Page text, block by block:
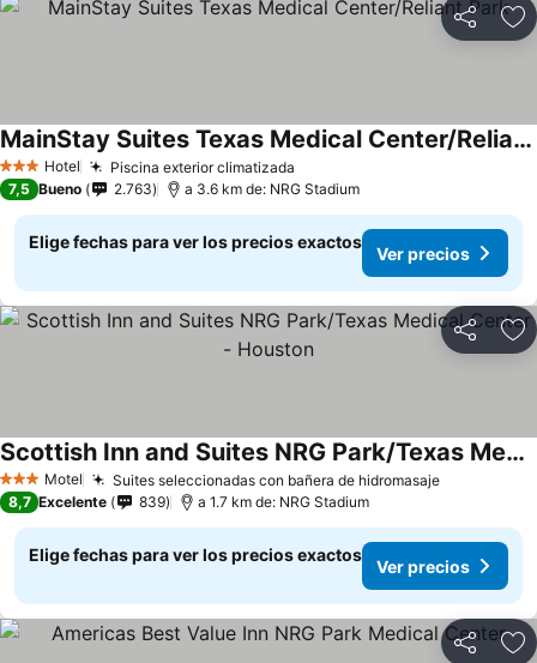
Compartir
3 Estrellas
Hotel Piscina exterior climatizada
MainStay Suites Texas Medical Center/Reliant Park
Ver precios
7,5 Bueno 2.763 a 3.6 km de: NRG Stadium
Elige fechas para ver los precios exactos
Ver precios
Compartir
3 Estrellas
Motel Suites seleccionadas con bañera de hidromasajeVer
Scottish Inn and Suites NRG Park/Texas Medical Center - Houston
Ver precios
8,7 Excelente 839 a 1.7 km de: NRG Stadium
Elige fechas para ver los precios exactos
Ver precios
Compartir